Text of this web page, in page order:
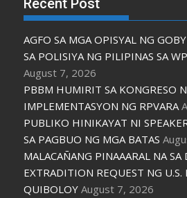
Recent Post
AGFO SA MGA OPISYAL NG
SA POLISIYA NG PILIPINAS SA
August 7, 2026
PBBM HUMIRIT SA KONGRESO
IMPLEMENTASYON NG RPVARA
PUBLIKO HINIKAYAT NI
SA PAGBUO NG MGA BATAS
MALACAÑANG PINAAARAL NA SA
EXTRADITION REQUEST NG U.S.
QUIBOLOY August 7, 2026